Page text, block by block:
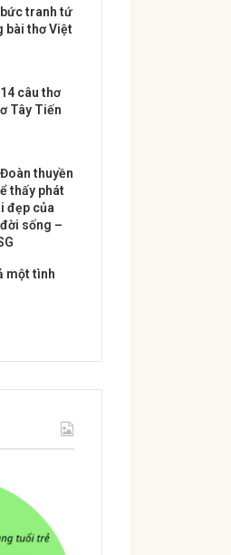
tranh tứ
bài thơ Việt
câu thơ
Tây Tiến
thuyền
thấy phát
đẹp của
sống –
một tình